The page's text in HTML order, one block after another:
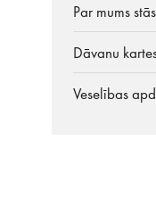
Par mums
Dāvanu
Veselības